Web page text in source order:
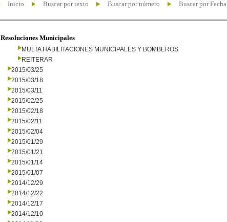
Inicio Buscar por texto Buscar por número Buscar por Fecha
Resoluciones Municipales
MULTA HABILITACIONES MUNICIPALES Y BOMBEROS
REITERAR
2015/03/25
2015/03/18
2015/03/11
2015/02/25
2015/02/18
2015/02/11
2015/02/04
2015/01/29
2015/01/21
2015/01/14
2015/01/07
2014/12/29
2014/12/22
2014/12/17
2014/12/10